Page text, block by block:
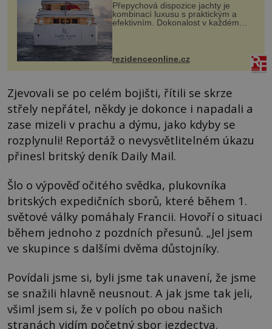
Přepychová dispozice jachty je
kombinací luxusu s praktickým a
efektivním. Dokonalost v každém
detailu představuje značka Fendi
Casa, kterou byly vybaveny její
paluby. Monacký přístav nabízí
každoročn...
rezidenceonline.cz
Zjevovali se po celém bojišti, řítili se skrze
střely nepřátel, někdy je dokonce i napadali a
zase mizeli v prachu a dýmu, jako kdyby se
rozplynuli! Reportáž o nevysvětlitelném úkazu
přinesl britský deník Daily Mail.
Šlo o výpověď očitého svědka, plukovníka
britských expedičních sborů, které během 1.
světové války pomáhaly Francii. Hovoří o situaci
během jednoho z pozdních přesunů. „Jel jsem
ve skupince s dalšími dvěma důstojníky.
Povídali jsme si, byli jsme tak unavení, že jsme
se snažili hlavně neusnout. A jak jsme tak jeli,
všiml jsem si, že v polích po obou našich
stranách vidím početný sbor jezdectva.